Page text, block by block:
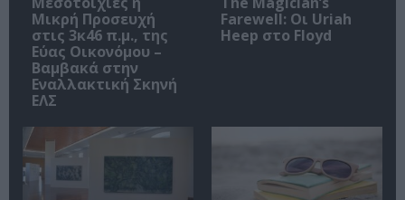
Μικρή Προσευχή
στις 3κ46 π.μ., της
Εύας Οικονόμου –
Βαμβακά στην
Εναλλακτική Σκηνή
ΕΛΣ
Farewell: Οι Uriah
Heep στο Floyd